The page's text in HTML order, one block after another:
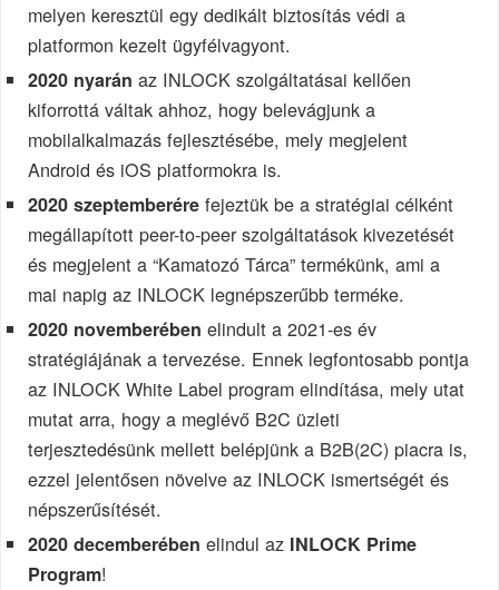
melyen keresztül egy dedikált biztosítás védi a
platformon kezelt ügyfélvagyont.
2020 nyarán az INLOCK szolgáltatásai kellően
kiforrottá váltak ahhoz, hogy belevágjunk a
mobilalkalmazás fejlesztésébe, mely megjelent
Android és iOS platformokra is.
2020 szeptemberére fejeztük be a stratégiai célként
megállapított peer-to-peer szolgáltatások kivezetését
és megjelent a “Kamatozó Tárca” termékünk, ami a
mai napig az INLOCK legnépszerűbb terméke.
2020 novemberében elindult a 2021-es év
stratégiájának a tervezése. Ennek legfontosabb pontja
az INLOCK White Label program elindítása, mely utat
mutat arra, hogy a meglévő B2C üzleti
terjesztedésünk mellett belépjünk a B2B(2C) piacra is,
ezzel jelentősen növelve az INLOCK ismertségét és
népszerűsítését.
2020 decemberében elindul az INLOCK Prime
Program!